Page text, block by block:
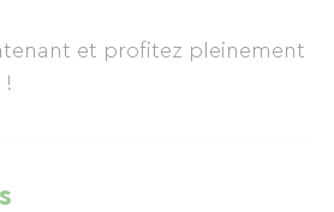
et profitez pleinement
!